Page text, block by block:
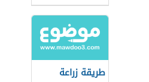
طريقة زراعة